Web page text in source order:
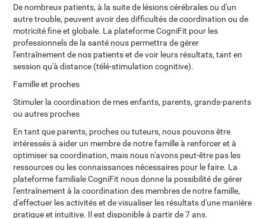
De nombreux patients, à la suite de lésions cérébrales ou d'un
autre trouble, peuvent avoir des difficultés de coordination ou de
motricité fine et globale. La plateforme CogniFit pour les
professionnels de la santé nous permettra de gérer
l'entraînement de nos patients et de voir leurs résultats, tant en
session qu'à distance (télé-stimulation cognitive).
Famille et proches
Stimuler la coordination de mes enfants, parents, grands-parents
ou autres proches
En tant que parents, proches ou tuteurs, nous pouvons être
intéressés à aider un membre de notre famille à renforcer et à
optimiser sa coordination, mais nous n'avons peut-être pas les
ressources ou les connaissances nécessaires pour le faire. La
plateforme familiale CogniFit nous donne la possibilité de gérer
l'entraînement à la coordination des membres de notre famille,
d'effectuer les activités et de visualiser les résultats d'une manière
pratique et intuitive. Il est disponible à partir de 7 ans.